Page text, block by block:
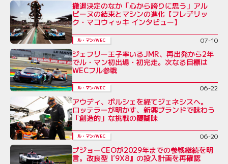
撤退決定のなか「心から誇りに思う」アル
ピーヌの結束とマシンの進化【フレデリッ
ク・マコウィッキ インタビュー】
ル・マン/WEC 07-10
ジェフリー王子率いるJMR、再出発から2年
でル・マン初出場・初完走。次なる目標は
WECフル参戦
ル・マン/WEC 06-22
アウディ、ポルシェを経てジェネシスへ。
ロッテラーが明かす、新興ブランドで味わう
「創造的」な挑戦の醍醐味
ル・マン/WEC 06-20
プジョーCEOが2029年までの参戦継続を明
言。改良型『9X8』の投入計画を再確認